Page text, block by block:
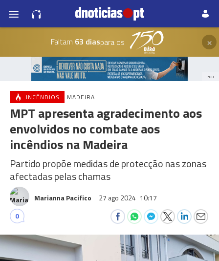
Faltam 63 diaspara os ×
PUB
INCÊNDIOS MADEIRA
MPT apresenta agradecimento aos
envolvidos no combate aos
incêndios na Madeira
Partido propõe medidas de protecção nas zonas
afectadas pelas chamas
Marianna Pacifico 27 ago 2024 10:17
0